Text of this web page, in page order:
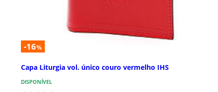
-16%
Capa Liturgia vol. único couro vermelho IHS
DISPONÍVEL